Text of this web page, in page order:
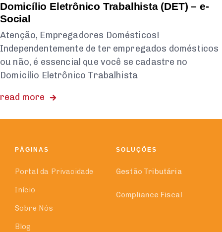
Domicílio Eletrônico Trabalhista (DET) – e-
Social
Atenção, Empregadores Domésticos!
Independentemente de ter empregados domésticos
ou não, é essencial que você se cadastre no
Domicílio Eletrônico Trabalhista
read more
PÁGINAS
Portal da Privacidade
Início
Sobre Nós
Blog
SOLUÇÕES
Gestão Tributária
Compliance Fiscal